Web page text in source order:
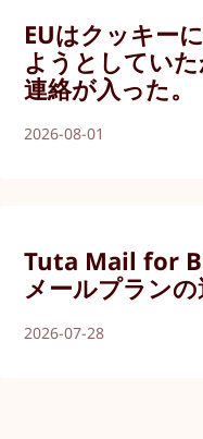
EUはクッキー
ようとしてい
連絡が入った。
2026-08-01
Tuta Mail for
メールプラン
2026-07-28